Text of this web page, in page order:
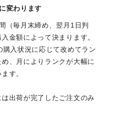
変わります
（毎月末締め、翌月1日判
金額によって決まります。
入状況に応じて改めてラン
、月によりランクが大幅に
す。
出荷が完了したご注文のみ